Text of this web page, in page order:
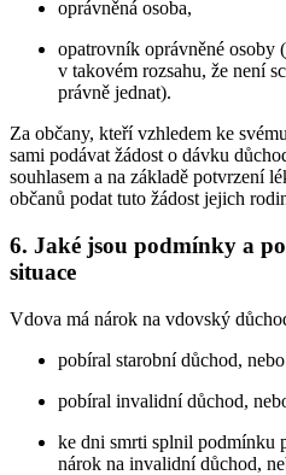
oprávněná osoba,
opatrovník oprávněné osoby
v takovém rozsahu, že není
právně jednat).
Za občany, kteří vzhledem ke
sami podávat žádost o dávku
souhlasem a na základě potvrzení
občanů podat tuto žádost jejich
6. Jaké jsou podmínky a
situace
Vdova má nárok na vdovský
pobíral starobní důchod, nebo
pobíral invalidní důchod,
ke dni smrti splnil podmínku
nárok na invalidní důchod,